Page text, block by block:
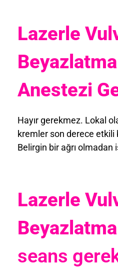
Lazerle
Anestezi
Hayır gerekmez. Lokal
kremler son derece etkili
Belirgin bir ağrı olmadan
Lazerle
seans